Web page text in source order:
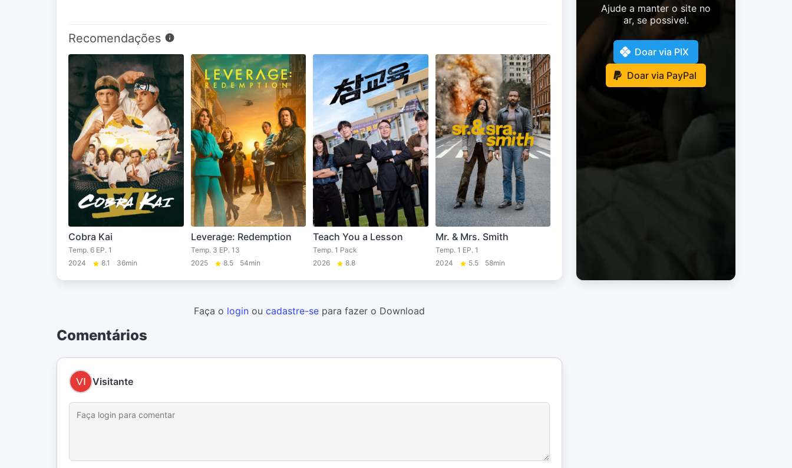
Recomendações
Cobra Kai
Temp. 6 EP. 1
2024
8.1 36min
Leverage: Redemption
Temp. 3 EP. 13
2025
8.5 54min
Teach You a Lesson
Temp. 1 Pack
2026
8.8
Mr. & Mrs. Smith
Temp. 1 EP. 1
2024
5.5 58min
Ajude a manter o site no
ar, se possivel.
Doar via PIX
Doar via PayPal
Faça o login ou cadastre-se para fazer o Download
Comentários
Visitante